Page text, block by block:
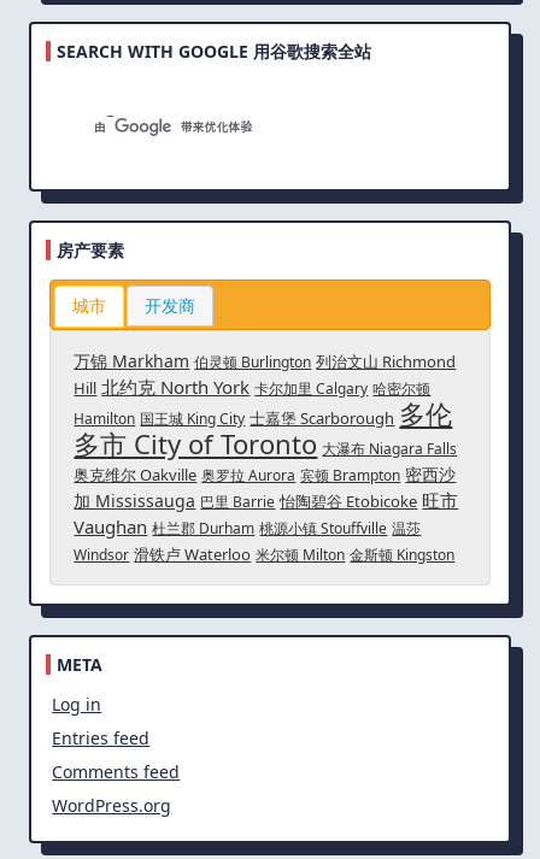
SEARCH WITH GOOGLE 用谷歌搜索全站
房产要素
城市 开发商
万锦 Markham 伯灵顿 Burlington 列治文山 Richmond
Hill 北约克 North York 卡尔加里 Calgary 哈密尔顿
Hamilton 国王城 King City 士嘉堡 Scarborough 多伦
多市 City of Toronto 大瀑布 Niagara Falls
奥克维尔 Oakville 奥罗拉 Aurora 宾顿 Brampton 密西沙
加 Mississauga 巴里 Barrie 怡陶碧谷 Etobicoke 旺市
Vaughan 杜兰郡 Durham 桃源小镇 Stouffville 温莎
Windsor 滑铁卢 Waterloo 米尔顿 Milton 金斯顿 Kingston
META
Log in
Entries feed
Comments feed
WordPress.org